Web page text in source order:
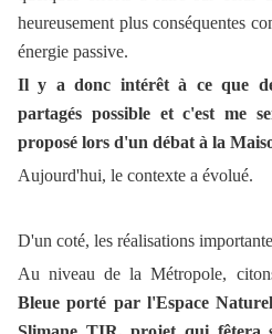
heureusement plus conséquentes
énergie passive.
Il y a donc intérêt à ce que
partagés possible et c'est me
proposé lors d'un débat à la
Aujourd'hui, le contexte a évolué.
D'un coté, les réalisations
Au niveau de la Métropole,
Bleue porté par l'Espace